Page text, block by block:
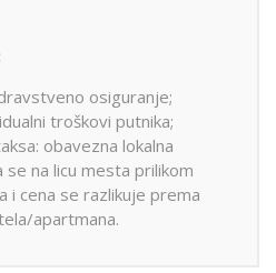
osiguranje;
troškovi putnika;
obavezna lokalna
na licu mesta prilikom
i cena se razlikuje prema
apartmana.